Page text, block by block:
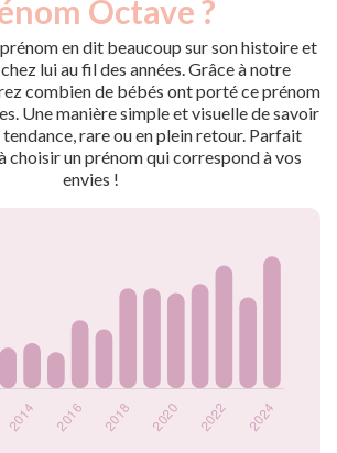
Octave ?
en dit beaucoup sur son histoire et
lui au fil des années. Grâce à notre
combien de bébés ont porté ce prénom
Une manière simple et visuelle de savoir
rare ou en plein retour. Parfait
choisir un prénom qui correspond à vos
envies !